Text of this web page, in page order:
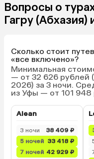
Вопросы о
Гагру (Абхазия)
Сколько стоит
«все включено»?
Минимальная
— от 32 626 рублей
2026) за 3 ночи.
из Уфы — от 101 948
Alean
3 ночи
38 409 ₽
5 ночей 33 418 ₽
7 ночей 42 929 ₽